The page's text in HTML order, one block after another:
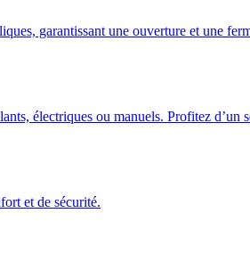
garantissant une ouverture et une
électriques ou manuels. Profitez
et de sécurité.